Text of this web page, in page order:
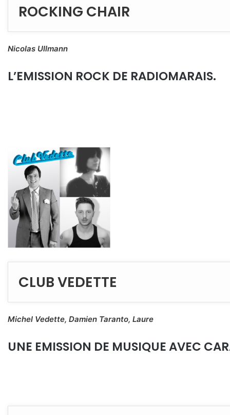
ROCKING CHAIR
Nicolas Ullmann
L’EMISSION ROCK DE RADIOMARAIS.
CLUB VEDETTE
Michel Vedette, Damien Taranto, Laure
UNE EMISSION DE MUSIQUE AVEC